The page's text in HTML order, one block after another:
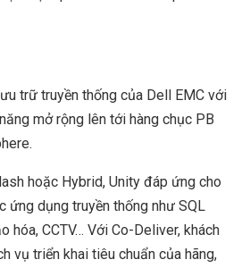
trữ truyền thống của Dell EMC với
mở rộng lên tới hàng chục PB
hoặc Hybrid, Unity đáp ứng cho
ứng dụng truyền thống như SQL
hóa, CCTV… Với Co-Deliver, khách
vụ triển khai tiêu chuẩn của hãng,